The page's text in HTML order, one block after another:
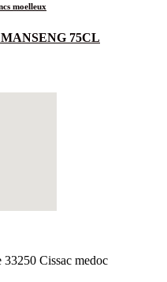
moelleux
75CL
33250 Cissac medoc